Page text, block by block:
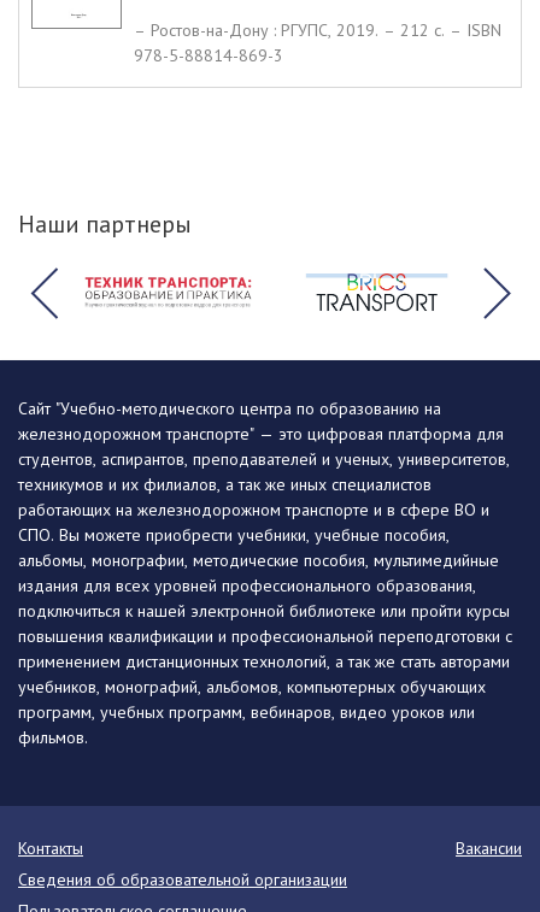
– Ростов-на-Дону : РГУПС, 2019. – 212 c. – ISBN
978-5-88814-869-3
Наши партнеры
Сайт "Учебно-методического центра по образованию на
железнодорожном транспорте" — это цифровая платформа для
студентов, аспирантов, преподавателей и ученых, университетов,
техникумов и их филиалов, а так же иных специалистов
работающих на железнодорожном транспорте и в сфере ВО и
СПО. Вы можете приобрести учебники, учебные пособия,
альбомы, монографии, методические пособия, мультимедийные
издания для всех уровней профессионального образования,
подключиться к нашей электронной библиотеке или пройти курсы
повышения квалификации и профессиональной переподготовки с
применением дистанционных технологий, а так же стать авторами
учебников, монографий, альбомов, компьютерных обучающих
программ, учебных программ, вебинаров, видео уроков или
фильмов.
Контакты
Вакансии
Сведения об образовательной организации